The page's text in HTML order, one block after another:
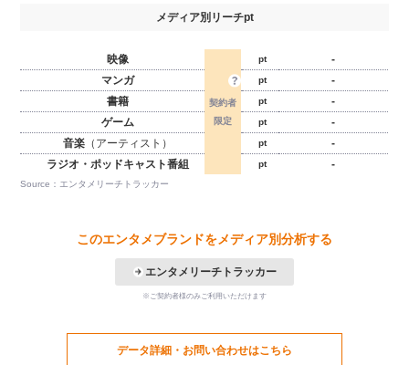
メディア別リーチpt
映像 pt
-
マンガ
pt
-
書籍
pt
-
ゲーム
pt
-
音楽（アーティスト） pt
-
ラジオ・ポッドキャスト番組
pt -
Source：エンタメリーチトラッカー
このエンタメブランドをメディア別分析する
エンタメリーチトラッカー
※ご契約者様のみご利用いただけます
データ詳細・お問い合わせはこちら